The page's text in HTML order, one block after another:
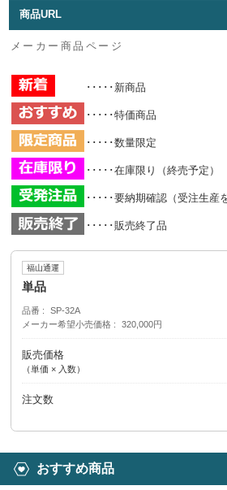
商品URL
メーカー商品ページ
･････新商品
･････特価商品
･････数量限定
･････在庫限り（終売予定）
･････要納期確認（受注生産
･････販売終了品
福山通運
単品
品番
SP-32A
メーカー希望小売価格
320,000円
販売価格
（単価 × 入数）
注文数
おすすめ商品